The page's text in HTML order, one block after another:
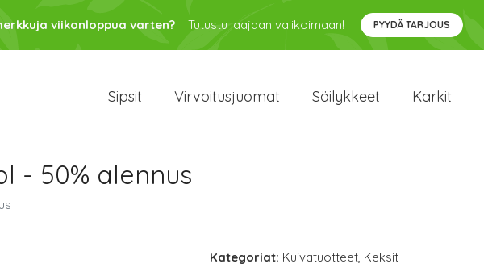
viikonloppua varten? Tutustu laajaan valikoimaan! PYYDÄ TARJOUS
Sipsit Virvoitusjuomat Säilykkeet Karkit
- 50% alennus
Kategoriat: Kuivatuotteet, Keksit